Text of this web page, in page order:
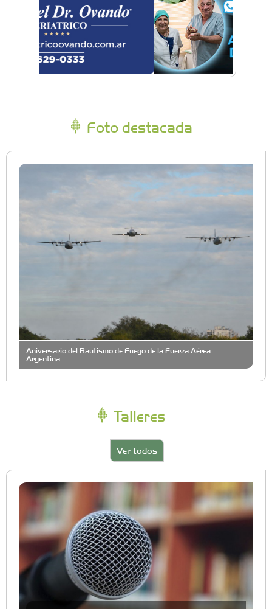
Foto destacada
Aniversario del Bautismo de Fuego de la Fuerza Aérea
Argentina
Talleres
Ver todos